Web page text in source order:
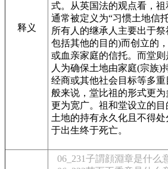
释义
式。从英国法的观点看，
通常被定义为“习惯土地信
所有人的继承人主要出于
包括其他的目的)而创立的
或血亲家庭的信托。而堂
人为确保土地由家庭(宗族)
经商或其他社会目标等多
般来说，堂比祖的形式更
更为宽广。祖和堂设立的
土地的持有永久化且不得
于出生终于死亡。
06_231子謂顔淵章是什么